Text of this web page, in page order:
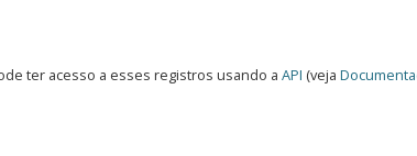
ter acesso a esses registros usando a API (veja